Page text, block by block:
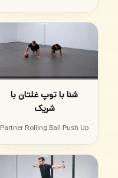
شنا با توپ غلتان با
شریک
Partner Rolling Ball Push Up